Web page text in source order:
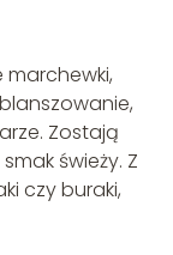
marchewki,
Zostają
świeży. Z
czy buraki,